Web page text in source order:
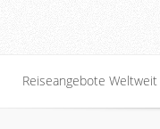
Reiseangebote Weltweit